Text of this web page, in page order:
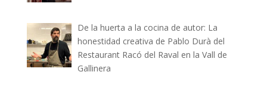
De la huerta a la cocina de autor: La
honestidad creativa de Pablo Durà del
Restaurant Racó del Raval en la Vall de
Gallinera